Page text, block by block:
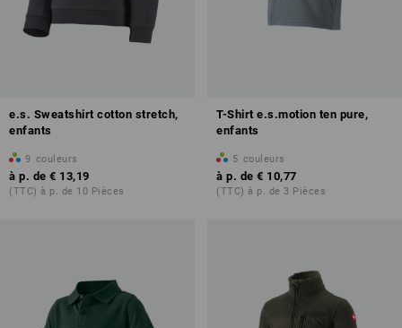
e.s. Sweatshirt cotton stretch,
enfants
9 couleurs
à p. de € 13,19
(TTC) à p. de 10 Pièces
T-Shirt e.s.motion ten pure,
enfants
5 couleurs
à p. de € 10,77
(TTC) à p. de 3 Pièces